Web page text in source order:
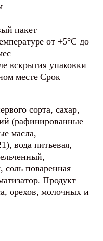
пакет
от +5°C до
вскрытия упаковки
месте Срок
сорта, сахар,
(рафинированные
масла,
вода питьевая,
поваренная
Продукт
орехов, молочных и